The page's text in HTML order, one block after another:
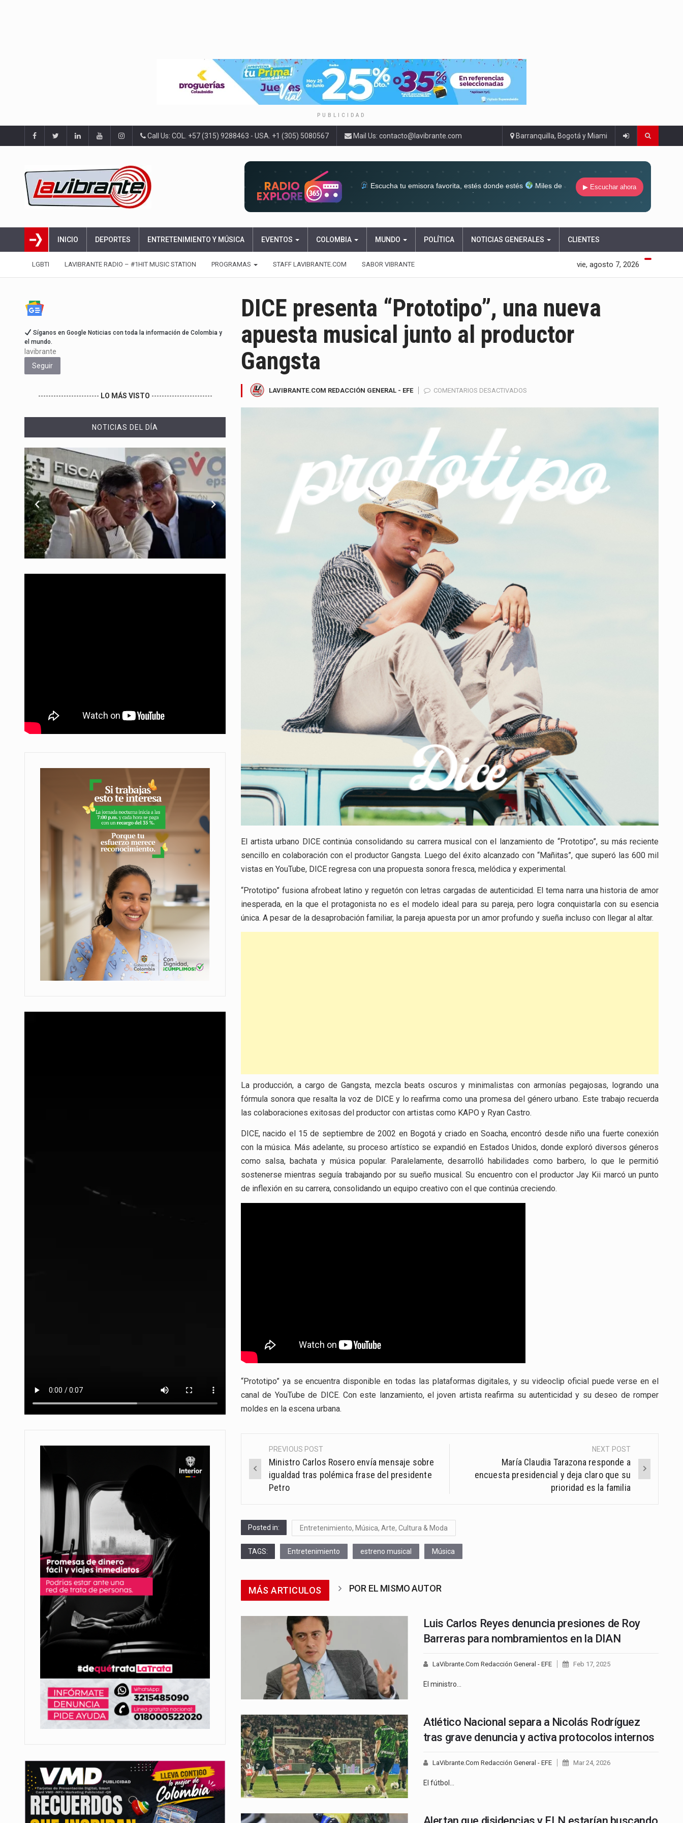
PUBLICIDAD
Call Us: COL. +57 (315) 9288463 - USA. +1 (305) 5080567 Mail Us: contacto@lavibrante.com Barranquilla, Bogotá y Miami
Escucha tu emisora favorita, estés donde estés
Miles de
▶ Escuchar ahora
INICIO DEPORTES ENTRETENIMIENTO Y MÚSICA EVENTOS COLOMBIA MUNDO POLÍTICA NOTICIAS GENERALES CLIENTES
LGBTI LAVIBRANTE RADIO – #1HIT MUSIC STATION PROGRAMAS STAFF LAVIBRANTE.COM SABOR VIBRANTE vie, agosto 7, 2026
DICE presenta “Prototipo”, una nueva
apuesta musical junto al productor
Gangsta
LAVIBRANTE.COM REDACCIÓN GENERAL - EFE COMENTARIOS DESACTIVADOS
MUSICAL
JUNTO
PRODUCTOR
El artista urbano DICE continúa consolidando su carrera musical con el lanzamiento de “Prototipo”, su más reciente
sencillo en colaboración con el productor Gangsta. Luego del éxito alcanzado con “Mañitas”, que superó las 600 mil
vistas en YouTube, DICE regresa con una propuesta sonora fresca, melódica y experimental.
“Prototipo” fusiona afrobeat latino y reguetón con letras cargadas de autenticidad. El tema narra una historia de amor
inesperada, en la que el protagonista no es el modelo ideal para su pareja, pero logra conquistarla con su esencia
única. A pesar de la desaprobación familiar, la pareja apuesta por un amor profundo y sueña incluso con llegar al altar.
La producción, a cargo de Gangsta, mezcla beats oscuros y minimalistas con armonías pegajosas, logrando una
fórmula sonora que resalta la voz de DICE y lo reafirma como una promesa del género urbano. Este trabajo recuerda
las colaboraciones exitosas del productor con artistas como KAPO y Ryan Castro.
DICE, nacido el 15 de septiembre de 2002 en Bogotá y criado en Soacha, encontró desde niño una fuerte conexión
con la música. Más adelante, su proceso artístico se expandió en Estados Unidos, donde exploró diversos géneros
como salsa, bachata y música popular. Paralelamente, desarrolló habilidades como barbero, lo que le permitió
sostenerse mientras seguía trabajando por su sueño musical. Su encuentro con el productor Jay Kii marcó un punto
de inflexión en su carrera, consolidando un equipo creativo con el que continúa creciendo.
“Prototipo” ya se encuentra disponible en todas las plataformas digitales, y su videoclip oficial puede verse en el
canal de YouTube de DICE. Con este lanzamiento, el joven artista reafirma su autenticidad y su deseo de romper
moldes en la escena urbana.
Post
navigation
PREVIOUS POST
Ministro Carlos Rosero envía mensaje sobre
igualdad tras polémica frase del presidente
Petro
NEXT POST
María Claudia Tarazona responde a
encuesta presidencial y deja claro que su
prioridad es la familia
Posted in: Entretenimiento, Música, Arte, Cultura & Moda
TAGS: Entretenimiento estreno musical Música
MÁS ARTICULOS POR EL MISMO AUTOR
Luis Carlos Reyes denuncia presiones de Roy
Barreras para nombramientos en la DIAN
LaVibrante.Com Redacción General - EFE Feb 17, 2025
El ministro…
Atlético Nacional separa a Nicolás Rodríguez
tras grave denuncia y activa protocolos internos
LaVibrante.Com Redacción General - EFE Mar 24, 2026
El fútbol…
Síganos en Google Noticias con toda la información de Colombia y
el mundo.
lavibrante
Seguir
------------------------ LO MÁS VISTO ------------------------
NOTICIAS DEL DÍA